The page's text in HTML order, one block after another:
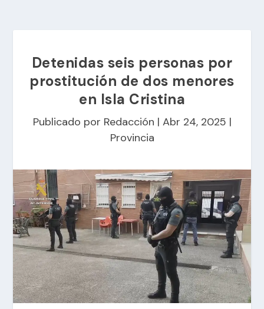
Detenidas seis personas por
prostitución de dos menores
en Isla Cristina
Publicado por Redacción | Abr 24, 2025 |
Provincia